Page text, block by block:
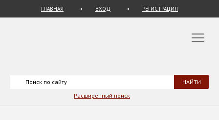
ГЛАВНАЯ ВХОД РЕГИСТРАЦИЯ
Расширенный поиск